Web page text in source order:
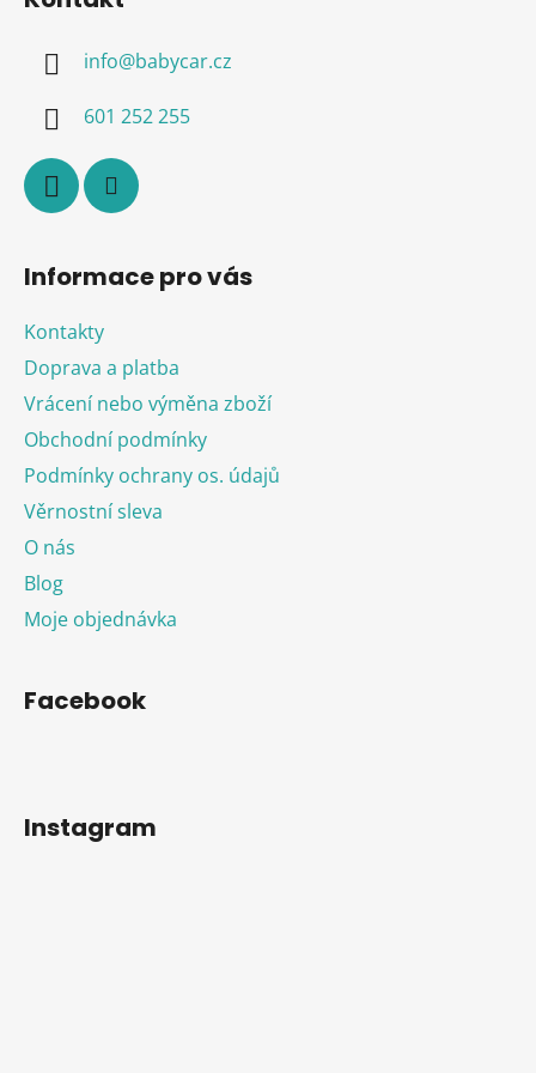
info@babycar.cz
601 252 255
Informace pro vás
Kontakty
Doprava a platba
Vrácení nebo výměna zboží
Obchodní podmínky
Podmínky ochrany os. údajů
Věrnostní sleva
O nás
Blog
Moje objednávka
Facebook
Instagram